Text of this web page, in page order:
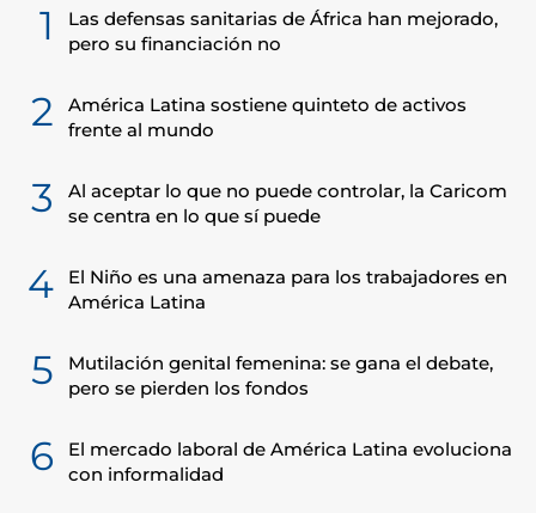
1
Las defensas sanitarias de África han mejorado,
pero su financiación no
2
América Latina sostiene quinteto de activos
frente al mundo
3
Al aceptar lo que no puede controlar, la Caricom
se centra en lo que sí puede
4
El Niño es una amenaza para los trabajadores en
América Latina
5
Mutilación genital femenina: se gana el debate,
pero se pierden los fondos
6
El mercado laboral de América Latina evoluciona
con informalidad